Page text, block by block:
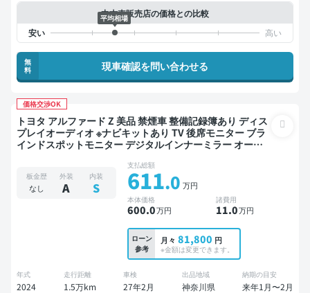
中古車販売店の価格との比較
平均相場
無
料
現車確認を問い合わせる
価格交渉OK
トヨタ アルファード Z 美品 禁煙車 整備記録簿あり ディス
プレイオーディオ ※ナビキットあり TV 後席モニター ブラ
インドスポットモニター デジタルインナーミラー オート
ックモニター 全方位カメラ ドライブレコーダー 衝突軽減
7人乗り
板金歴
なし
外装
A
内装
S
支払総額
611.0 万円
本体価格
600.0万円
諸費用
11.0万円
ローン
参考
月々 81,800 円
※金額は変更できます。
年式
2024
走行距離
1.5万km
車検
27年2月
出品地域
神奈川県
納期の目安
来年1月〜2月